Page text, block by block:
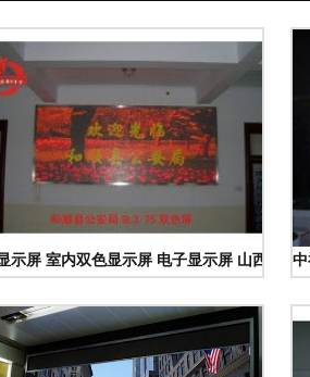
示屏 室内双色显示屏 电子显示屏 山西厂家